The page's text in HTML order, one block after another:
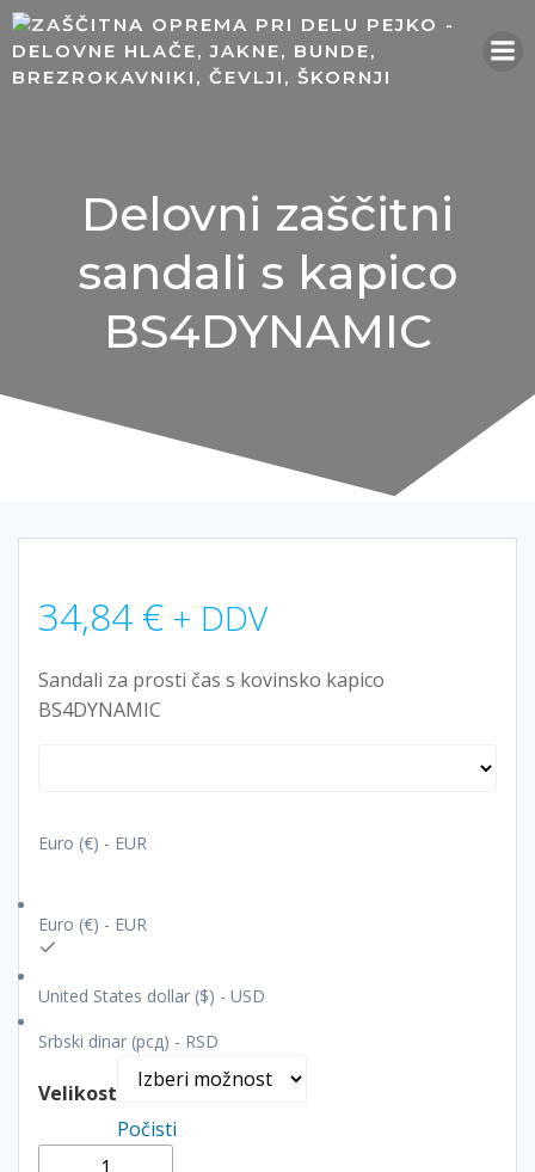
Skip
to
content
Delovni zaščitni
sandali s kapico
BS4DYNAMIC
34,84 € + DDV
Sandali za prosti čas s kovinsko kapico
BS4DYNAMIC
Euro (€) - EUR
Euro (€) - EUR
United States dollar ($) - USD
Srbski dinar (рсд) - RSD
Velikost
Počisti
Delovni